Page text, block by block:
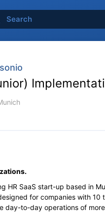
HR SaaS start-up based in
for companies with 10
day-to-day operations of